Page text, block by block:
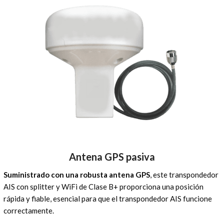
Antena GPS pasiva
Suministrado con una robusta antena GPS, este transpondedor
AIS con splitter y WiFi de Clase B+ proporciona una posición
rápida y fiable, esencial para que el transpondedor AIS funcione
correctamente.